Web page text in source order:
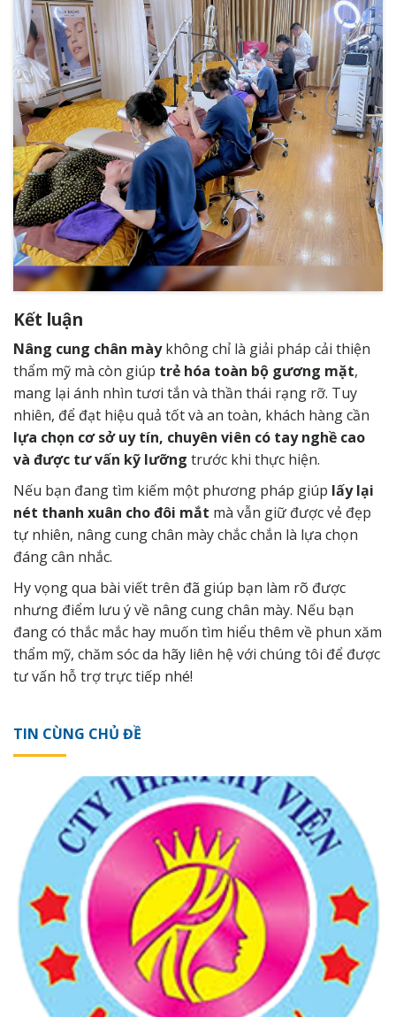
Kết luận
Nâng cung chân màykhông chỉ là giải pháp cải thiện
thẩm mỹ mà còn giúp trẻ hóa toàn bộ gương mặt,
mang lại ánh nhìn tươi tắn và thần thái rạng rỡ. Tuy
nhiên, để đạt hiệu quả tốt và an toàn, khách hàng cần
lựa chọn cơ sở uy tín, chuyên viên có tay nghề cao
và được tư vấn kỹ lưỡng trước khi thực hiện.
Nếu bạn đang tìm kiếm một phương pháp giúp lấy lại
nét thanh xuân cho đôi mắt mà vẫn giữ được vẻ đẹp
tự nhiên, nâng cung chân mày chắc chắn là lựa chọn
đáng cân nhắc.
Hy vọng qua bài viết trên đã giúp bạn làm rõ được
nhưng điểm lưu ý về nâng cung chân mày. Nếu bạn
đang có thắc mắc hay muốn tìm hiểu thêm về phun xăm
thẩm mỹ, chăm sóc da hãy liên hệvới chúng tôi để được
tư vấn hỗ trợ trực tiếp nhé!
TIN CÙNG CHỦ ĐỀ